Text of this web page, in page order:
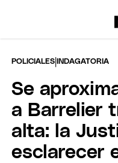
POLICIALES | INDAGATORIA
Se
a Barrelier
alta: la
esclarecer